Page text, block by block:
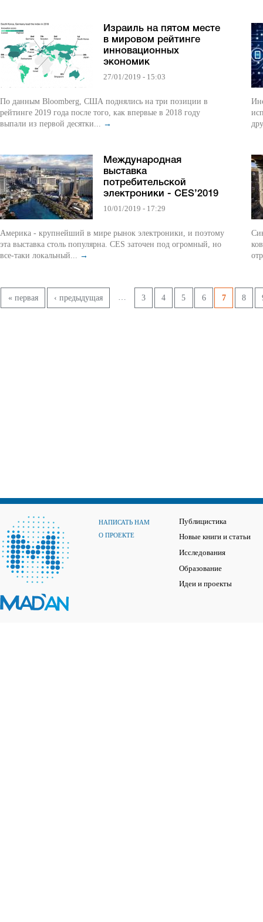
Израиль на пятом месте
в мировом рейтинге
инновационных
экономик
27/01/2019 - 15:03
По данным Bloomberg, США поднялись на три позиции в
рейтинге 2019 года после того, как впервые в 2018 году
выпали из первой десятки... →
Международная
выставка
потребительской
электроники - CES’2019
10/01/2019 - 17:29
Америка - крупнейший в мире рынок электроники, и поэтому
эта выставка столь популярна. CES заточен под огромный, но
все-таки локальный... →
Страницы
« первая ‹ предыдущая 3 4 5 6 7 8
НАПИСАТЬ НАМ
О ПРОЕКТЕ
Публицистика
Новые книги и статьи
Исследования
Образование
Идеи и проекты